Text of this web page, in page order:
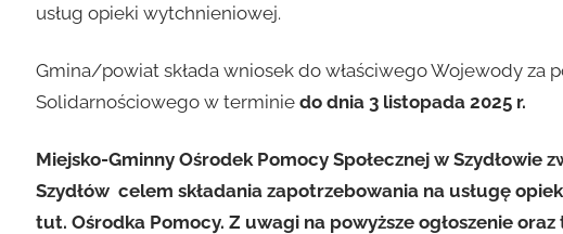
usług opieki wytchnieniowej.
Gmina/powiat składa wniosek do właściwego Wojewody za
Solidarnościowego w terminie do dnia 3 listopada 2025 r.
Miejsko-Gminny Ośrodek Pomocy Społecznej w Szydłowie
Szydłów celem składania zapotrzebowania na usługę
tut. Ośrodka Pomocy. Z uwagi na powyższe ogłoszenie